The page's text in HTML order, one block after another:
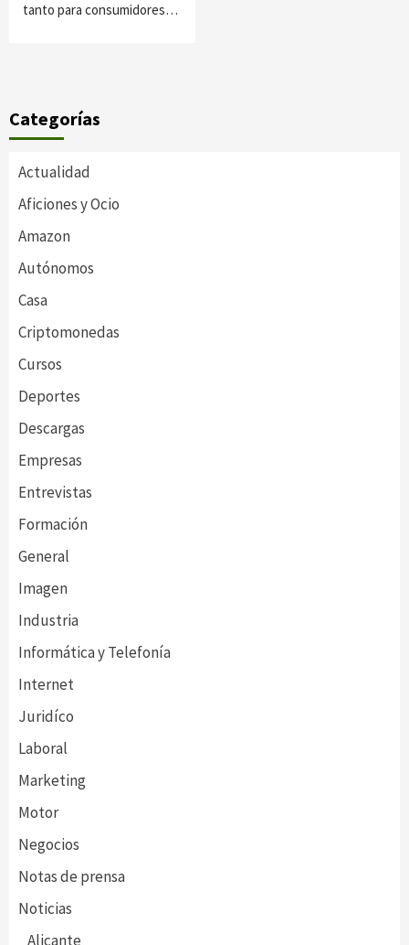
tanto para consumidores…
Categorías
Actualidad
Aficiones y Ocio
Amazon
Autónomos
Casa
Criptomonedas
Cursos
Deportes
Descargas
Empresas
Entrevistas
Formación
General
Imagen
Industria
Informática y Telefonía
Internet
Juridíco
Laboral
Marketing
Motor
Negocios
Notas de prensa
Noticias
Alicante